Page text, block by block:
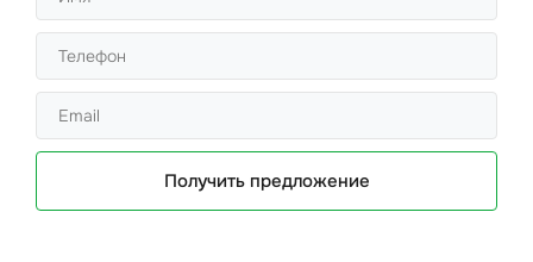
Получить предложение